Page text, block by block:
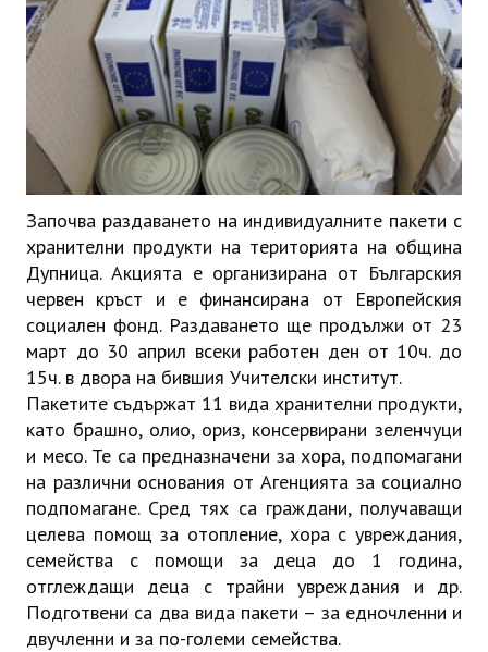
Бележити дупничани
История
Населени места
ЗАБРАВЕНАТА ДУПНИЦА
Започва раздаването на индивидуалните пакети с
хранителни продукти на територията на община
Дупница. Акцията е организирана от Българския
червен кръст и е финансирана от Европейския
социален фонд. Раздаването ще продължи от 23
март до 30 април всеки работен ден от 10ч. до
15ч. в двора на бившия Учителски институт.
Пакетите съдържат 11 вида хранителни продукти,
като брашно, олио, ориз, консервирани зеленчуци
и месо. Те са предназначени за хора, подпомагани
на различни основания от Агенцията за социално
подпомагане. Сред тях са граждани, получаващи
целева помощ за отопление, хора с увреждания,
семейства с помощи за деца до 1 година,
отглеждащи деца с трайни увреждания и др.
Подготвени са два вида пакети – за едночленни и
двучленни и за по-големи семейства.